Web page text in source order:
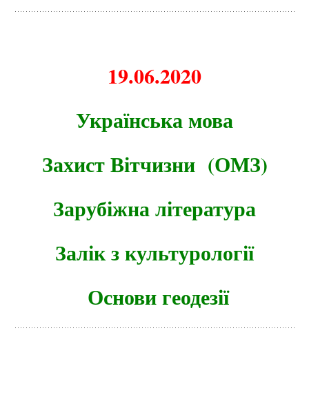
19.06.2020
Українська мова
Захист Вітчизни (ОМЗ)
Зарубіжна література
Залік з культурології
Основи геодезії